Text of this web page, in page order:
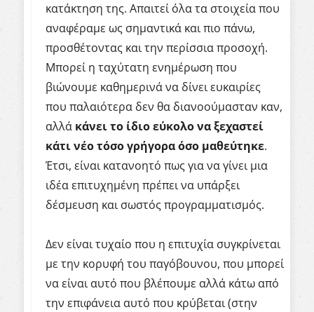
κατάκτηση της. Απαιτεί όλα τα στοιχεία που
αναφέραμε ως σημαντικά και πιο πάνω,
προσθέτοντας και την περίσσια προσοχή.
Μπορεί η ταχύτατη ενημέρωση που
βιώνουμε καθημερινά να δίνει ευκαιρίες
που παλαιότερα δεν θα διανοούμασταν καν,
αλλά κάνει το ίδιο εύκολο να ξεχαστεί
κάτι νέο τόσο γρήγορα όσο μαθεύτηκε.
Έτσι, είναι κατανοητό πως για να γίνει μια
ιδέα επιτυχημένη πρέπει να υπάρξει
δέσμευση και σωστός προγραμματισμός.
Δεν είναι τυχαίο που η επιτυχία συγκρίνεται
με την κορυφή του παγόβουνου, που μπορεί
να είναι αυτό που βλέπουμε αλλά κάτω από
την επιφάνεια αυτό που κρύβεται (στην